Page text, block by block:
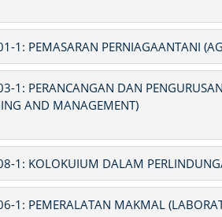
1: PEMASARAN PERNIAGAANTANI
1: PERANCANGAN DAN
AND MANAGEMENT)
1: KOLOKUIUM DALAM
1: PEMERALATAN MAKMAL